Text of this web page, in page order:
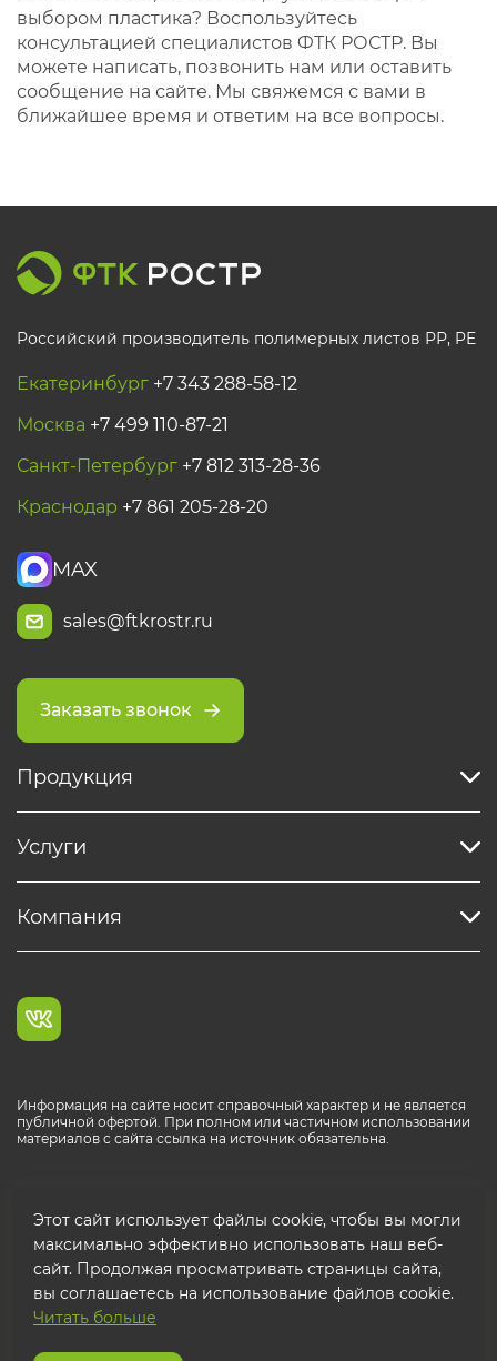
выбором пластика? Воспользуйтесь
консультацией специалистов ФТК РОСТР. Вы
можете написать, позвонить нам или оставить
сообщение на сайте. Мы свяжемся с вами в
ближайшее время и ответим на все вопросы.
Российский производитель полимерных листов РР, PE
Екатеринбург +7 343 288-58-12
Москва +7 499 110-87-21
Санкт-Петербург +7 812 313-28-36
Краснодар +7 861 205-28-20
MAX
sales@ftkrostr.ru
Заказать звонок
Продукция
Услуги
Компания
Информация на сайте носит справочный характер и не является
публичной офертой. При полном или частичном использовании
материалов с сайта ссылка на источник обязательна.
© 2026 ООО "ФТК РОСТР"
Этот сайт использует файлы cookie, чтобы вы могли
максимально эффективно использовать наш веб-
сайт. Продолжая просматривать страницы сайта,
вы соглашаетесь на использование файлов cookie.
Читать больше